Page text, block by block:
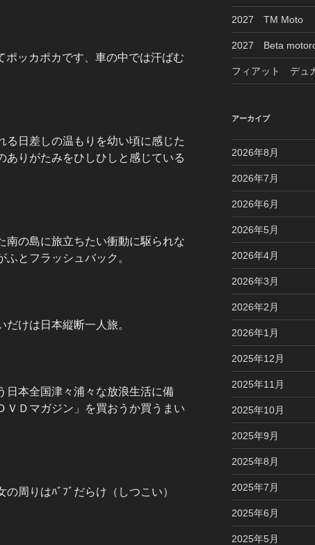
ッカポカです、車の中では汗ばむ
る日差しの温もりを幼い頃に感じた
ありがたみをひしひしと感じている
南の島に旅立ちたい衝動に駆られな
とフラッシュバック。
けは日本縦断一人旅。
日本全国津々浦々な放浪生活に備
ＶＤマガジン」を買おうか買うまい
周りはﾊﾞﾌﾞだらけ（しつこい）
2027 TM Moto
2027 Beta
フィアット デュ
アーカイブ
2026年8月
2026年7月
2026年6月
2026年5月
2026年4月
2026年3月
2026年2月
2026年1月
2025年12月
2025年11月
2025年10月
2025年9月
2025年8月
2025年7月
2025年6月
2025年5月